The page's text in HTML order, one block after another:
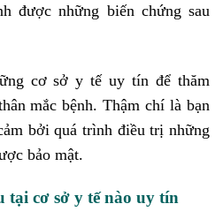
được những biến chứng sau
cơ sở y tế uy tín để thăm
mắc bệnh. Thậm chí là bạn
bởi quá trình điều trị những
bảo mật.
tại cơ sở y tế nào uy tín